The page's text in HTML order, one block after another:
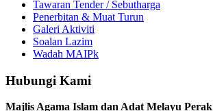
Tawaran Tender / Sebutharga
Penerbitan & Muat Turun
Galeri Aktiviti
Soalan Lazim
Wadah MAIPk
Hubungi Kami
Majlis Agama Islam dan Adat Melayu Perak